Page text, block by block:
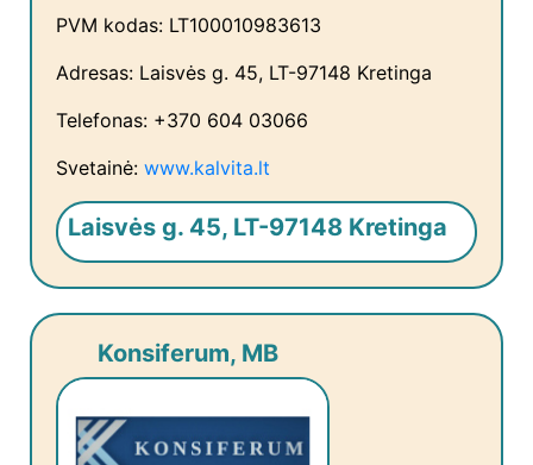
PVM kodas: LT100010983613
Adresas: Laisvės g. 45, LT-97148 Kretinga
Telefonas: +370 604 03066
Svetainė: www.kalvita.lt
Laisvės g. 45, LT-97148 Kretinga
Konsiferum, MB